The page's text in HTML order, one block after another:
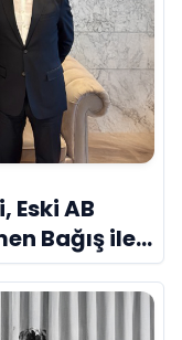
Eski AB
Bağış ile